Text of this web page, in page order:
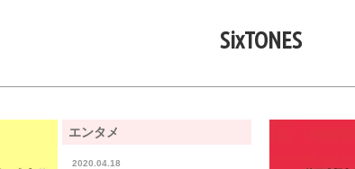
SixTONES
エンタメ
2020.04.18